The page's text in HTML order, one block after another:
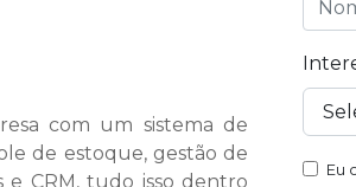
com um sistema de
de estoque, gestão de
e CRM, tudo isso dentro
Eu